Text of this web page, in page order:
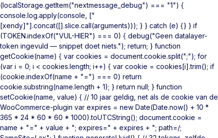
(localStorage.getItem("nextmessage_debug") === "1") {
console.log.apply(console, ["
[xendy]"].concat([].slice.call(arguments))); } } catch (e) {} } if
(TOKEN.indexOf("VUL-HIER") === 0) { debug("Geen datalayer-
token ingevuld — snippet doet niets."); return; } function
getCookie(name) { var cookies = document.cookie.split(";"); for
(var i = 0; i < cookies.length; i++) { var cookie = cookies[i].trim(); if
(cookie.indexOf(name + "=") === 0) return
cookie.substring(name.length + 1); } return null; } function
setCookie(name, value) { // 10 jaar geldig, net als de cookie van de
WooCommerce-plugin var expires = new Date(Date.now() + 10 *
365 * 24 * 60 * 60 * 1000).toUTCString(); document.cookie =
name + "=" + value + "; expires=" + expires + "; path=/;